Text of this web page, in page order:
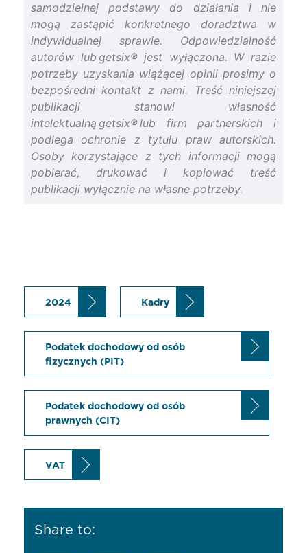
samodzielnej podstawy do działania i nie
mogą zastąpić konkretnego doradztwa w
indywidualnej sprawie. Odpowiedzialność
autorów lub getsix® jest wyłączona. W razie
potrzeby uzyskania wiążącej opinii prosimy o
bezpośredni kontakt z nami. Treść niniejszej
publikacji stanowi własność
intelektualną getsix® lub firm partnerskich i
podlega ochronie z tytułu praw autorskich.
Osoby korzystające z tych informacji mogą
pobierać, drukować i kopiować treść
publikacji wyłącznie na własne potrzeby.
2024 Kadry
Podatek dochodowy od osób
fizycznych (PIT)
Podatek dochodowy od osób
prawnych (CIT)
VAT
Share to: